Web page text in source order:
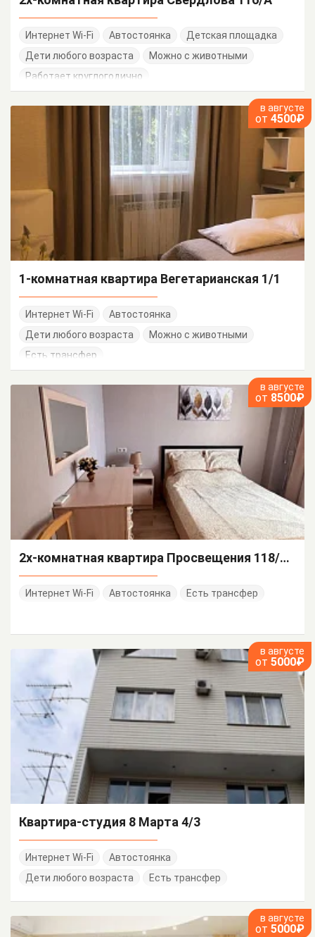
Интернет Wi-Fi Автостоянка
Детская площадка
Дети любого возраста
Можно с животными
Работает круглогодично
в августе
от 4500₽
1-комнатная квартира Вегетарианская 1/1
Интернет Wi-Fi
Автостоянка
Дети любого возраста
Можно с животными
Есть трансфер
в августе
от 8500₽
2х-комнатная квартира Просвещения 118/1 кв 32
Интернет Wi-Fi Автостоянка Есть трансфер
в августе
от 5000₽
Квартира-студия 8 Марта 4/3
Интернет Wi-Fi
Автостоянка
Дети любого возраста
Есть трансфер
в августе
от 5000₽